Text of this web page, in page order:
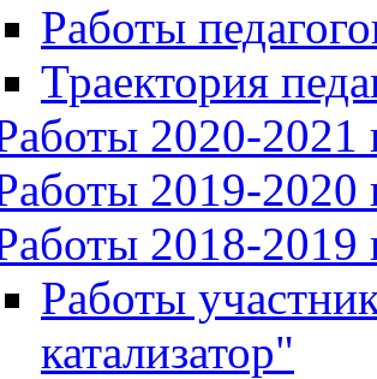
Работы
Траектория
2020-2021
2019-2020
2018-2019
Работы
катализатор"